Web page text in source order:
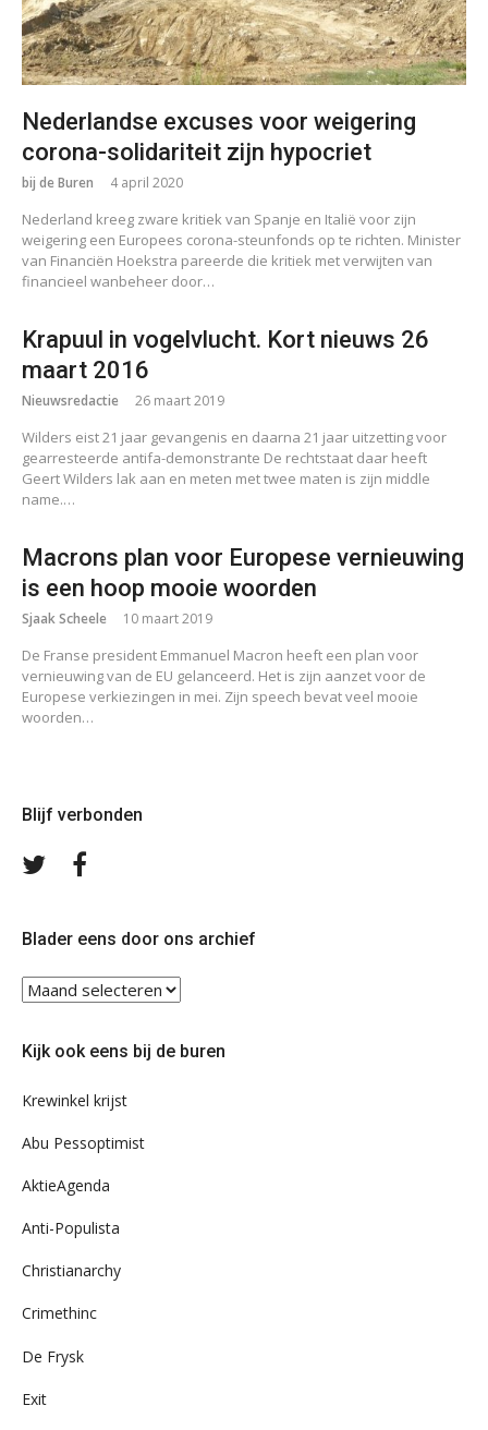
Nederlandse excuses voor weigering
corona-solidariteit zijn hypocriet
bij de Buren 4 april 2020
Nederland kreeg zware kritiek van Spanje en Italië voor zijn
weigering een Europees corona-steunfonds op te richten. Minister
van Financiën Hoekstra pareerde die kritiek met verwijten van
financieel wanbeheer door…
Krapuul in vogelvlucht. Kort nieuws 26
maart 2016
Nieuwsredactie 26 maart 2019
Wilders eist 21 jaar gevangenis en daarna 21 jaar uitzetting voor
gearresteerde antifa-demonstrante De rechtstaat daar heeft
Geert Wilders lak aan en meten met twee maten is zijn middle
name.…
Macrons plan voor Europese vernieuwing
is een hoop mooie woorden
Sjaak Scheele 10 maart 2019
De Franse president Emmanuel Macron heeft een plan voor
vernieuwing van de EU gelanceerd. Het is zijn aanzet voor de
Europese verkiezingen in mei. Zijn speech bevat veel mooie
woorden…
Blijf verbonden
Volg
Blader eens door ons archief
Blader
eens
ons
Kijk ook eens bij de buren
Krewinkel krijst
Abu Pessoptimist
AktieAgenda
Anti-Populista
Christianarchy
Crimethinc
De Frysk
Exit